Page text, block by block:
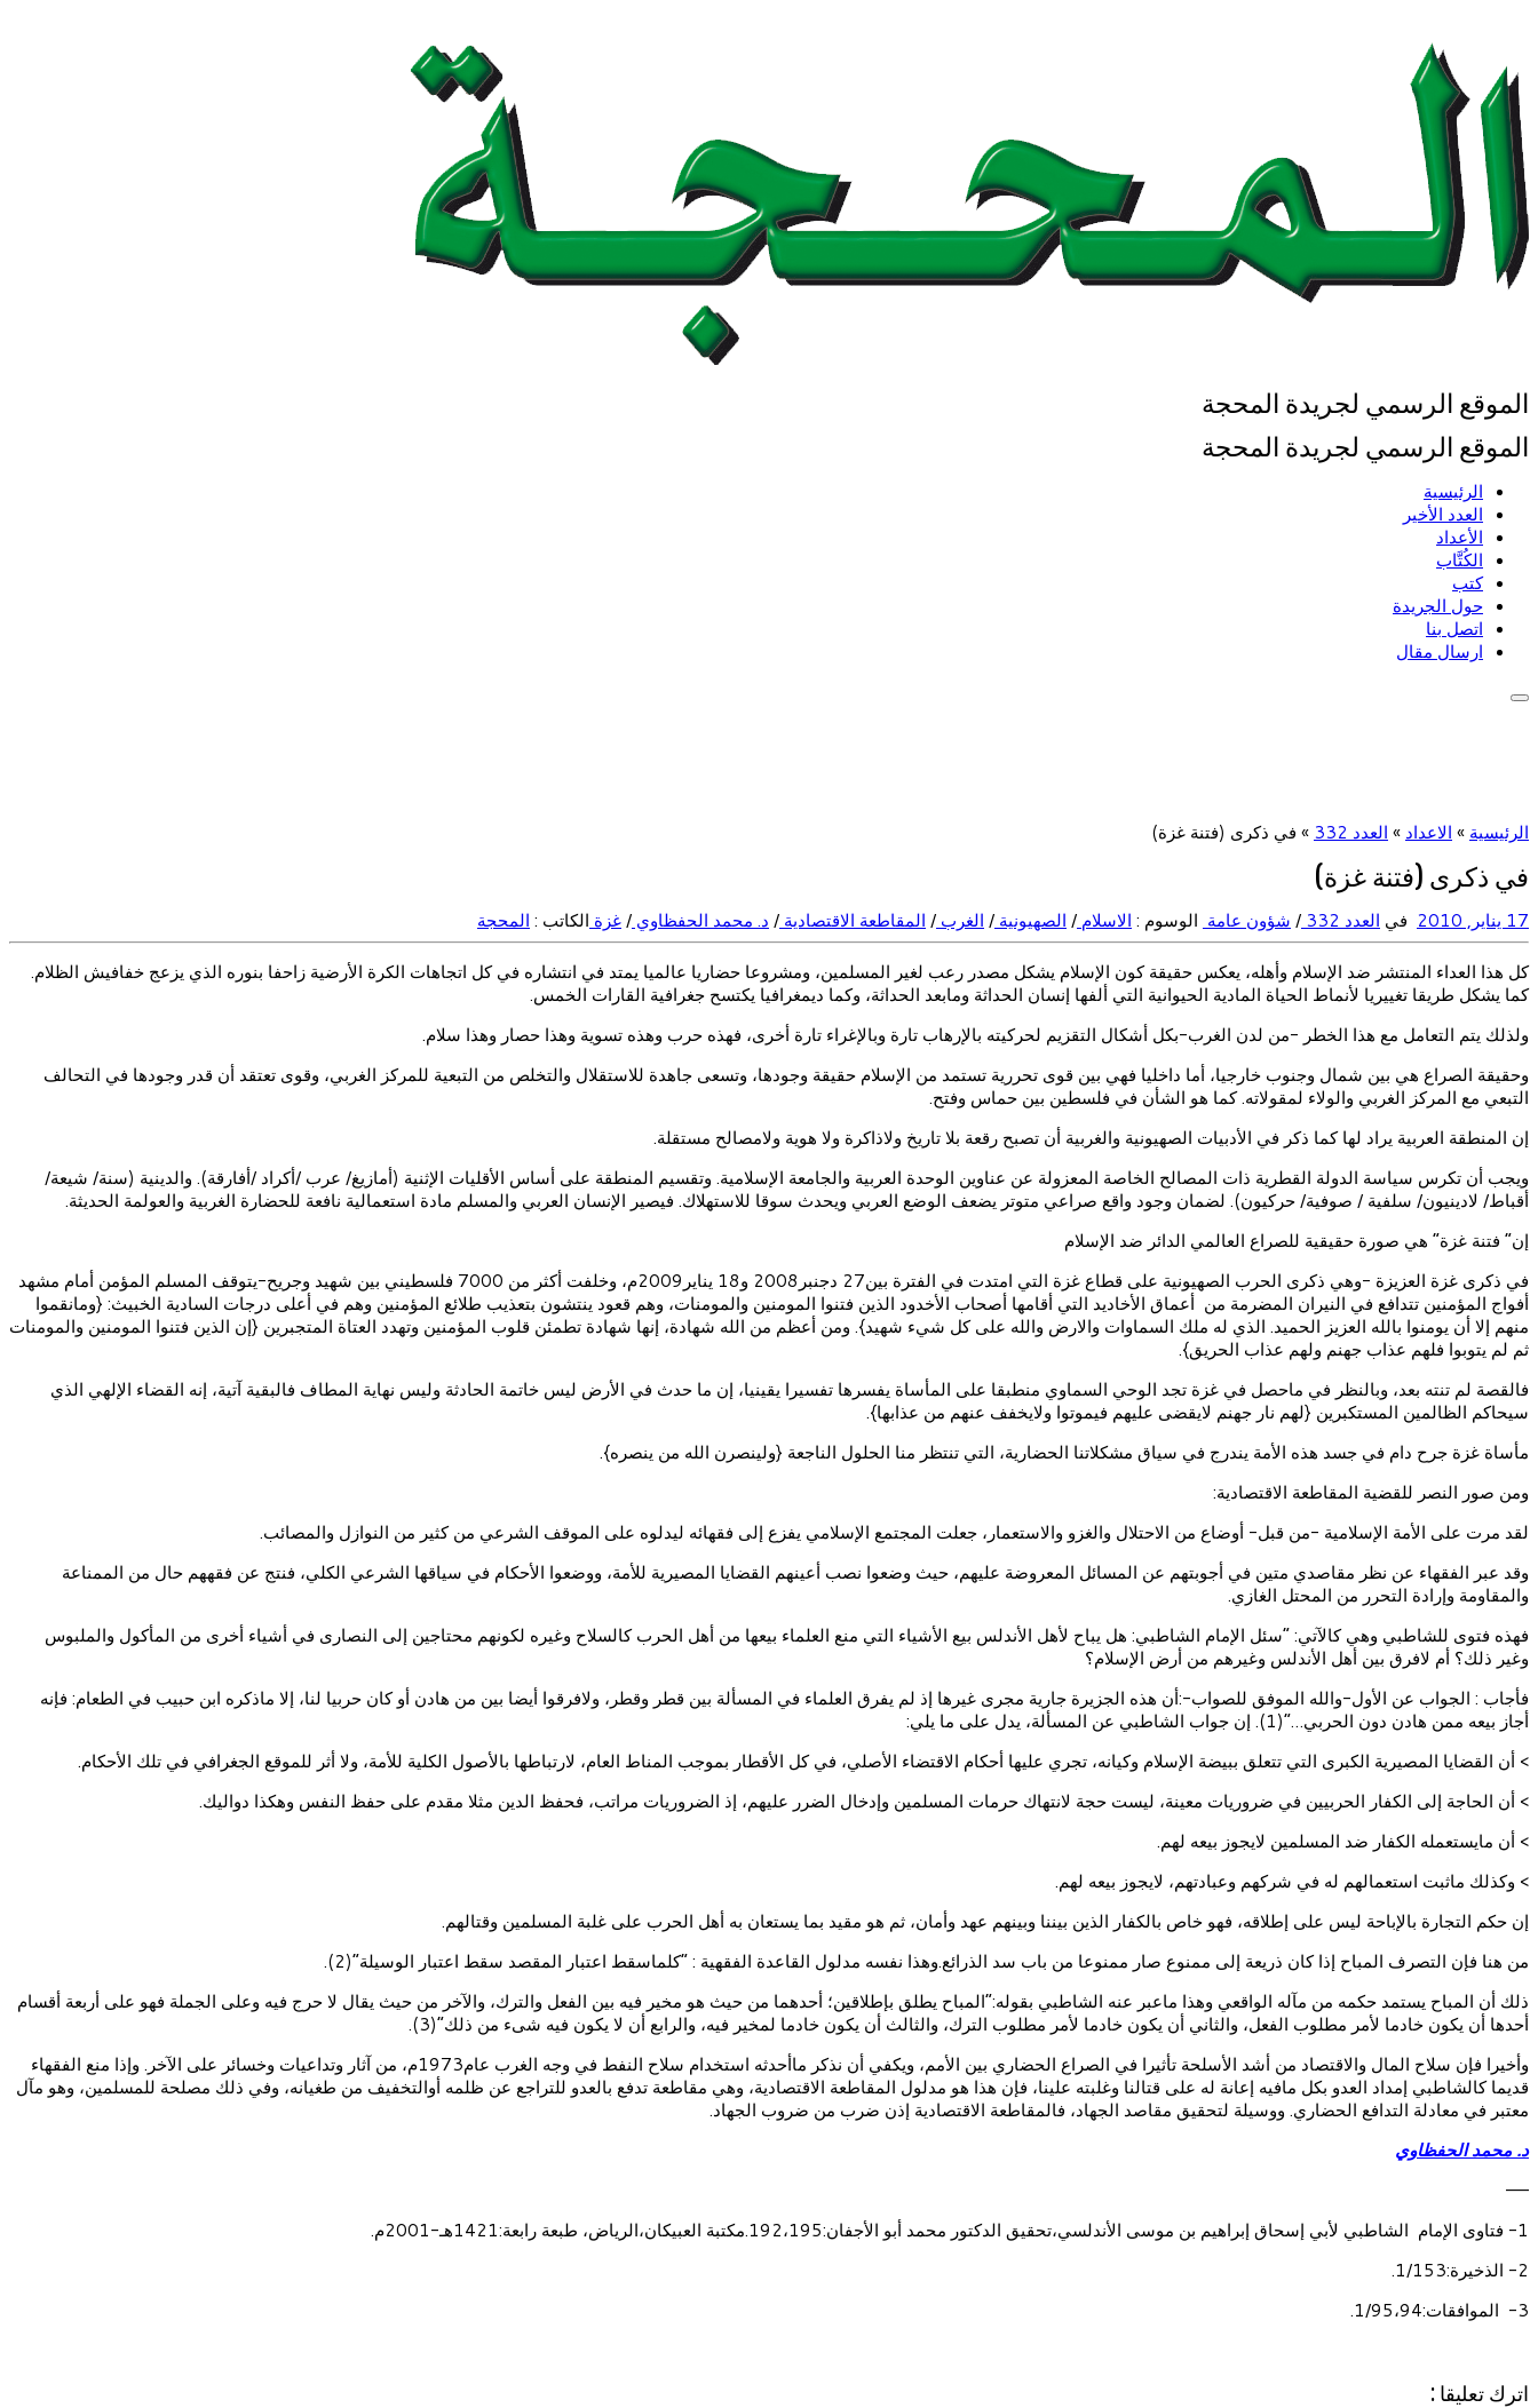
الموقع الرسمي لجريدة المحجة
الموقع الرسمي لجريدة المحجة
الرئيسية
العدد الأخير
الأعداد
الكُتَّاب
كتب
حول الجريدة
اتصل بنا
ارسال مقال
الرئيسية » الاعداد » العدد 332 » في ذكرى (فتنة غزة)
في ذكرى (فتنة غزة)
17 يناير, 2010 في العدد 332 / شؤون عامة الوسوم : الاسلام / الصهيونية / الغرب / المقاطعة الاقتصادية / د. محمد الحفظاوي /غزة الكاتب : المحجة
كل هذا العداء المنتشر ضد الإسلام وأهله، يعكس حقيقة كون الإسلام يشكل مصدر رعب لغير المسلمين، ومشروعا حضاريا عالميا يمتد في انتشاره في كل اتجاهات الكرة الأرضية زاحفا بنوره الذي يزعج خفافيش الظلام.
كما يشكل طريقا تغييريا لأنماط الحياة المادية الحيوانية التي ألفها إنسان الحداثة ومابعد الحداثة، وكما ديمغرافيا يكتسح جغرافية القارات الخمس.
ولذلك يتم التعامل مع هذا الخطر -من لدن الغرب-بكل أشكال التقزيم لحركيته بالإرهاب تارة وبالإغراء تارة أخرى، فهذه حرب وهذه تسوية وهذا حصار وهذا سلام.
وحقيقة الصراع هي بين شمال وجنوب خارجيا، أما داخليا فهي بين قوى تحررية تستمد من الإسلام حقيقة وجودها، وتسعى جاهدة للاستقلال والتخلص من التبعية للمركز الغربي، وقوى تعتقد أن قدر وجودها في التحالف
التبعي مع المركز الغربي والولاء لمقولاته. كما هو الشأن في فلسطين بين حماس وفتح.
إن المنطقة العربية يراد لها كما ذكر في الأدبيات الصهيونية والغربية أن تصبح رقعة بلا تاريخ ولاذاكرة ولا هوية ولامصالح مستقلة.
ويجب أن تكرس سياسة الدولة القطرية ذات المصالح الخاصة المعزولة عن عناوين الوحدة العربية والجامعة الإسلامية. وتقسيم المنطقة على أساس الأقليات الإثنية (أمازيغ/ عرب /أكراد /أفارقة). والدينية (سنة/ شيعة/
أقباط/ لادينيون/ سلفية / صوفية/ حركيون). لضمان وجود واقع صراعي متوتر يضعف الوضع العربي ويحدث سوقا للاستهلاك. فيصير الإنسان العربي والمسلم مادة استعمالية نافعة للحضارة الغربية والعولمة الحديثة.
إن” فتنة غزة” هي صورة حقيقية للصراع العالمي الدائر ضد الإسلام
في ذكرى غزة العزيزة -وهي ذكرى الحرب الصهيونية على قطاع غزة التي امتدت في الفترة بين27 دجنبر2008 و18 يناير2009م، وخلفت أكثر من 7000 فلسطيني بين شهيد وجريح-يتوقف المسلم المؤمن أمام مشهد
أفواج المؤمنين تتدافع في النيران المضرمة من أعماق الأخاديد التي أقامها أصحاب الأخدود الذين فتنوا المومنين والمومنات، وهم قعود ينتشون بتعذيب طلائع المؤمنين وهم في أعلى درجات السادية الخبيث: {ومانقموا
منهم إلا أن يومنوا بالله العزيز الحميد. الذي له ملك السماوات والارض والله على كل شيء شهيد}. ومن أعظم من الله شهادة، إنها شهادة تطمئن قلوب المؤمنين وتهدد العتاة المتجبرين {إن الذين فتنوا المومنين والمومنات
ثم لم يتوبوا فلهم عذاب جهنم ولهم عذاب الحريق}.
فالقصة لم تنته بعد، وبالنظر في ماحصل في غزة تجد الوحي السماوي منطبقا على المأساة يفسرها تفسيرا يقينيا، إن ما حدث في الأرض ليس خاتمة الحادثة وليس نهاية المطاف فالبقية آتية، إنه القضاء الإلهي الذي
سيحاكم الظالمين المستكبرين {لهم نار جهنم لايقضى عليهم فيموتوا ولايخفف عنهم من عذابها}.
مأساة غزة جرح دام في جسد هذه الأمة يندرج في سياق مشكلاتنا الحضارية، التي تنتظر منا الحلول الناجعة {ولينصرن الله من ينصره}.
ومن صور النصر للقضية المقاطعة الاقتصادية:
لقد مرت على الأمة الإسلامية -من قبل- أوضاع من الاحتلال والغزو والاستعمار، جعلت المجتمع الإسلامي يفزع إلى فقهائه ليدلوه على الموقف الشرعي من كثير من النوازل والمصائب.
وقد عبر الفقهاء عن نظر مقاصدي متين في أجوبتهم عن المسائل المعروضة عليهم، حيث وضعوا نصب أعينهم القضايا المصيرية للأمة، ووضعوا الأحكام في سياقها الشرعي الكلي، فنتج عن فقههم حال من الممناعة
والمقاومة وإرادة التحرر من المحتل الغازي.
فهذه فتوى للشاطبي وهي كالآتي: “سئل الإمام الشاطبي: هل يباح لأهل الأندلس بيع الأشياء التي منع العلماء بيعها من أهل الحرب كالسلاح وغيره لكونهم محتاجين إلى النصارى في أشياء أخرى من المأكول والملبوس
وغير ذلك؟ أم لافرق بين أهل الأندلس وغيرهم من أرض الإسلام؟
فأجاب : الجواب عن الأول-والله الموفق للصواب-:أن هذه الجزيرة جارية مجرى غيرها إذ لم يفرق العلماء في المسألة بين قطر وقطر، ولافرقوا أيضا بين من هادن أو كان حربيا لنا، إلا ماذكره ابن حبيب في الطعام: فإنه
أجاز بيعه ممن هادن دون الحربي…”(1). إن جواب الشاطبي عن المسألة، يدل على ما يلي:
> أن القضايا المصيرية الكبرى التي تتعلق ببيضة الإسلام وكيانه، تجري عليها أحكام الاقتضاء الأصلي، في كل الأقطار بموجب المناط العام، لارتباطها بالأصول الكلية للأمة، ولا أثر للموقع الجغرافي في تلك الأحكام.
> أن الحاجة إلى الكفار الحربيين في ضروريات معينة، ليست حجة لانتهاك حرمات المسلمين وإدخال الضرر عليهم، إذ الضروريات مراتب، فحفظ الدين مثلا مقدم على حفظ النفس وهكذا دواليك.
> أن مايستعمله الكفار ضد المسلمين لايجوز بيعه لهم.
> وكذلك ماثبت استعمالهم له في شركهم وعبادتهم، لايجوز بيعه لهم.
إن حكم التجارة بالإباحة ليس على إطلاقه، فهو خاص بالكفار الذين بيننا وبينهم عهد وأمان، ثم هو مقيد بما يستعان به أهل الحرب على غلبة المسلمين وقتالهم.
من هنا فإن التصرف المباح إذا كان ذريعة إلى ممنوع صار ممنوعا من باب سد الذرائع.وهذا نفسه مدلول القاعدة الفقهية : “كلماسقط اعتبار المقصد سقط اعتبار الوسيلة”(2).
ذلك أن المباح يستمد حكمه من مآله الواقعي وهذا ماعبر عنه الشاطبي بقوله:”المباح يطلق بإطلاقين؛ أحدهما من حيث هو مخير فيه بين الفعل والترك، والآخر من حيث يقال لا حرج فيه وعلى الجملة فهو على أربعة أقسام
أحدها أن يكون خادما لأمر مطلوب الفعل، والثاني أن يكون خادما لأمر مطلوب الترك، والثالث أن يكون خادما لمخير فيه، والرابع أن لا يكون فيه شىء من ذلك”(3).
وأخيرا فإن سلاح المال والاقتصاد من أشد الأسلحة تأثيرا في الصراع الحضاري بين الأمم، ويكفي أن نذكر ماأحدثه استخدام سلاح النفط في وجه الغرب عام1973م، من آثار وتداعيات وخسائر على الآخر. وإذا منع الفقهاء
قديما كالشاطبي إمداد العدو بكل مافيه إعانة له على قتالنا وغلبته علينا، فإن هذا هو مدلول المقاطعة الاقتصادية، وهي مقاطعة تدفع بالعدو للتراجع عن ظلمه أوالتخفيف من طغيانه، وفي ذلك مصلحة للمسلمين، وهو مآل
معتبر في معادلة التدافع الحضاري. ووسيلة لتحقيق مقاصد الجهاد، فالمقاطعة الاقتصادية إذن ضرب من ضروب الجهاد.
د. محمد الحفظاوي
——
1- فتاوى الإمام الشاطبي لأبي إسحاق إبراهيم بن موسى الأندلسي،تحقيق الدكتور محمد أبو الأجفان:192،195.مكتبة العبيكان،الرياض، طبعة رابعة:1421هـ-2001م.
2- الذخيرة:1/153.
3- الموافقات:1/95،94.
اترك تعليقا :